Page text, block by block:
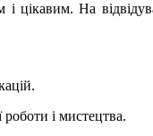
На
роботи і мистецтва.